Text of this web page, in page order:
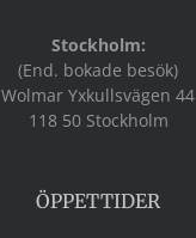
Stockholm:
(End. bokade besök)
Wolmar Yxkullsvägen 44
118 50 Stockholm
ÖPPETTIDER